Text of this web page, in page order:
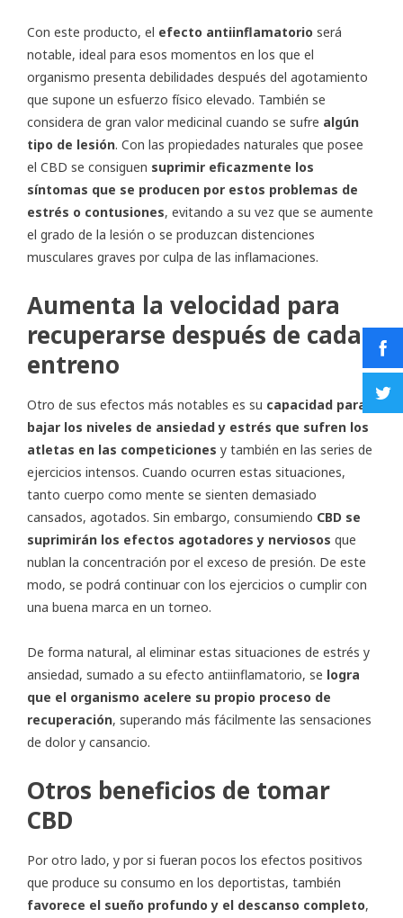
Con este producto, el efecto antiinflamatorio será
notable, ideal para esos momentos en los que el
organismo presenta debilidades después del agotamiento
que supone un esfuerzo físico elevado. También se
considera de gran valor medicinal cuando se sufre algún
tipo de lesión. Con las propiedades naturales que posee
el CBD se consiguen suprimir eficazmente los
síntomas que se producen por estos problemas de
estrés o contusiones, evitando a su vez que se aumente
el grado de la lesión o se produzcan distenciones
musculares graves por culpa de las inflamaciones.
Aumenta la velocidad para
recuperarse después de cada
entreno
Otro de sus efectos más notables es su capacidad para
bajar los niveles de ansiedad y estrés que sufren los
atletas en las competiciones y también en las series de
ejercicios intensos. Cuando ocurren estas situaciones,
tanto cuerpo como mente se sienten demasiado
cansados, agotados. Sin embargo, consumiendo CBD se
suprimirán los efectos agotadores y nerviosos que
nublan la concentración por el exceso de presión. De este
modo, se podrá continuar con los ejercicios o cumplir con
una buena marca en un torneo.
De forma natural, al eliminar estas situaciones de estrés y
ansiedad, sumado a su efecto antiinflamatorio, se logra
que el organismo acelere su propio proceso de
recuperación, superando más fácilmente las sensaciones
de dolor y cansancio.
Otros beneficios de tomar
CBD
Por otro lado, y por si fueran pocos los efectos positivos
que produce su consumo en los deportistas, también
favorece el sueño profundo y el descanso completo,